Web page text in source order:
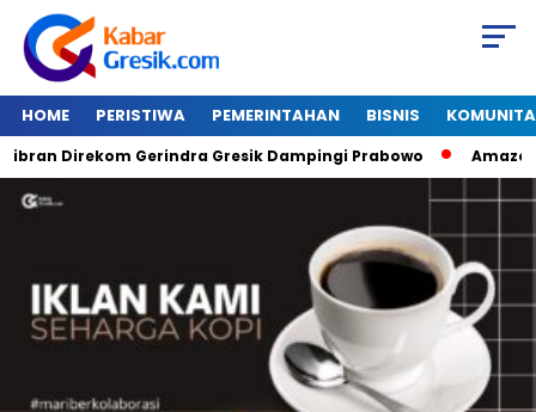
HOME PERISTIWA PEMERINTAHAN BISNIS
Direkom Gerindra Gresik Dampingi Prabowo Amazon